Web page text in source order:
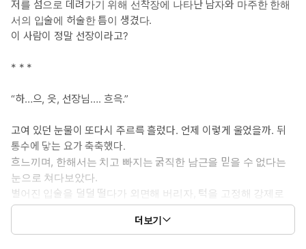
저를 섬으로 데려가기 위해 선착장에 나타난 남자와 마주한 한해
서의 입술에 허술한 틈이 생겼다.
이 사람이 정말 선장이라고?
* * *
“하…으, 읏, 선장님…. 흐윽.”
고여 있던 눈물이 또다시 주르륵 흘렀다. 언제 이렇게 울었을까. 뒤
통수에 닿는 요가 축축했다.
흐느끼며, 한해서는 치고 빠지는 굵직한 남근을 믿을 수 없다는
눈으로 쳐다보았다.
벌어진 입술을 덜덜 떨다가 외면해 버리자, 턱을 고정해 강제로
저를 보게 만든 최태건이 물었다.
더보기